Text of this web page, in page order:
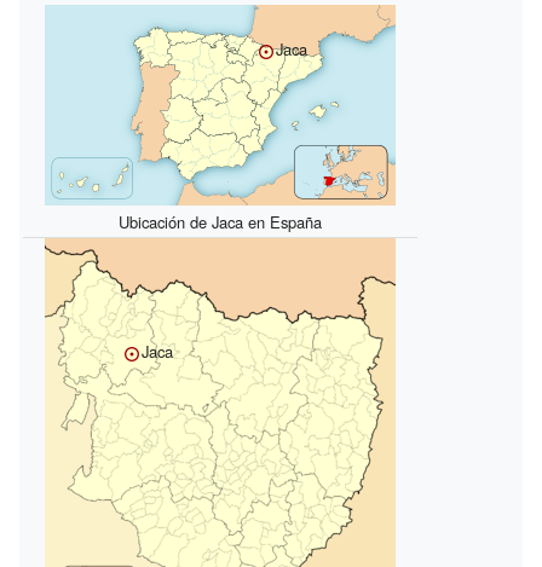
Jaca
Ubicación de Jaca en España
Jaca